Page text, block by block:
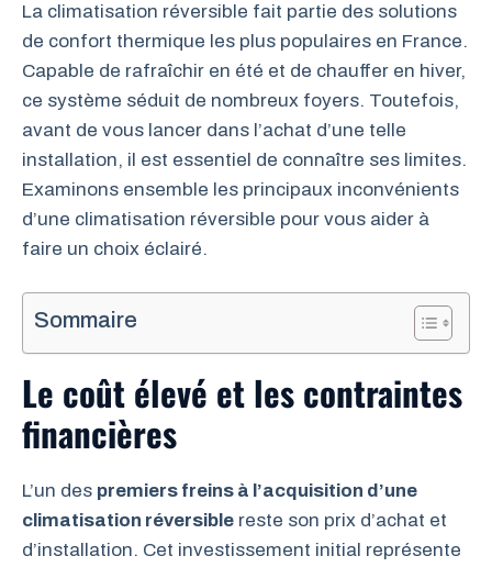
La climatisation réversible fait partie des solutions
de confort thermique les plus populaires en France.
Capable de rafraîchir en été et de chauffer en hiver,
ce système séduit de nombreux foyers. Toutefois,
avant de vous lancer dans l’achat d’une telle
installation, il est essentiel de connaître ses limites.
Examinons ensemble les principaux inconvénients
d’une climatisation réversible pour vous aider à
faire un choix éclairé.
Sommaire
Le coût élevé et les contraintes
financières
L’un des premiers freins à l’acquisition d’une
climatisation réversible reste son prix d’achat et
d’installation. Cet investissement initial représente